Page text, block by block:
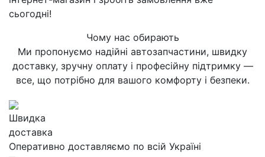
сьогодні!
Чому нас обирають
Ми пропонуємо надійні автозапчастини, швидку
доставку, зручну оплату і професійну підтримку —
все, що потрібно для вашого комфорту і безпеки.
Швидка
доставка
Оперативно доставляємо по всій Україні